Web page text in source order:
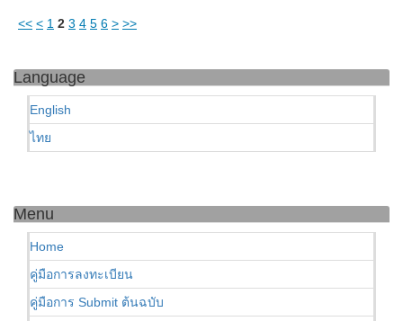
<< < 1 2 3 4 5 6 > >>
Language
English
ไทย
Menu
Home
คู่มือการลงทะเบียน
คู่มือการ Submit ต้นฉบับ